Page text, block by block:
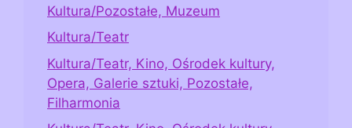
Kultura/Pozostałe, Muzeum
Kultura/Teatr
Kultura/Teatr, Kino, Ośrodek kultury,
Opera, Galerie sztuki, Pozostałe,
Filharmonia